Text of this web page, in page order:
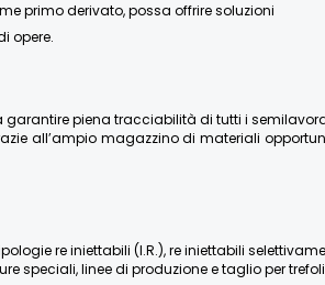
primo derivato, possa offrire soluzioni
opere.
piena tracciabilità di tutti i
all’ampio magazzino di materiali
re iniettabili (I.R.), re iniettabili
speciali, linee di produzione e taglio per